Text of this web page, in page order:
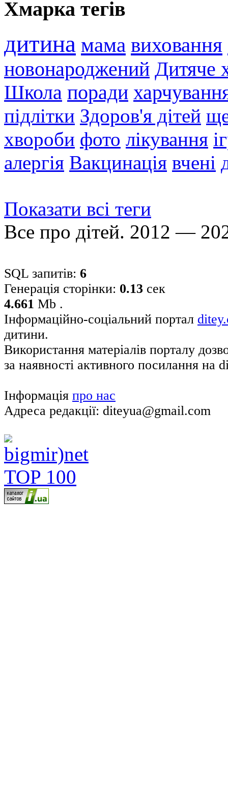
Хмарка тегів
дитина мама виховання
новонароджений Дитяче
Школа поради
підлітки Здоров'я дітей
хвороби фото лікування
алергія Вакцинація вчені
Показати всі теги
Все про дітей. 2012 —
SQL запитів: 6
Генерація сторінки: 0.13 сек
4.661 Mb .
Інформаційно-соціальний портал
дитини.
Використання матеріалів порталу
за наявності активного посилання на
Інформація про нас
Адреса редакції: diteyua@gmail.com